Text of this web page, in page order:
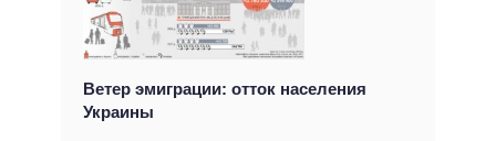
Ветер эмиграции: отток населения
Украины